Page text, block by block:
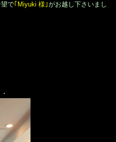
で｢Miyuki 様｣がお越し下さいまし